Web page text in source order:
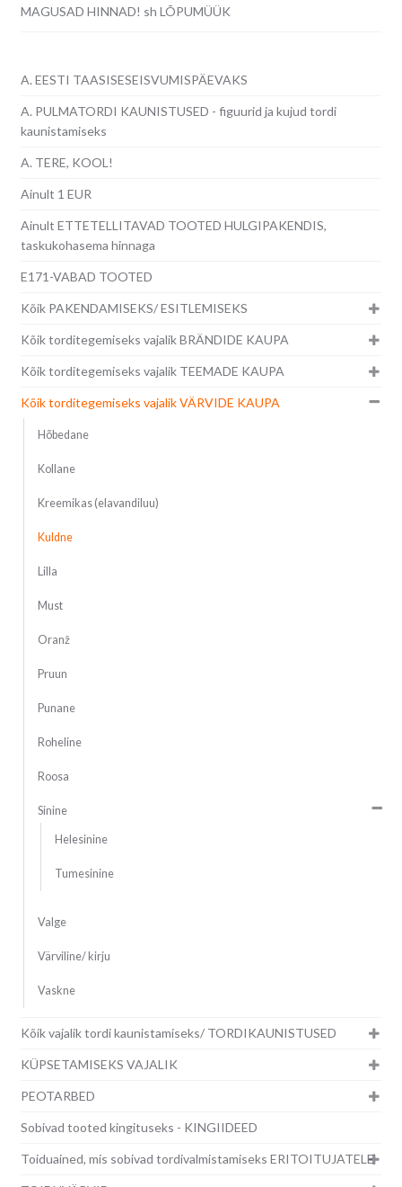
MAGUSAD HINNAD! sh LÕPUMÜÜK
A. EESTI TAASISESEISVUMISPÄEVAKS
A. PULMATORDI KAUNISTUSED - figuurid ja kujud tordi
kaunistamiseks
A. TERE, KOOL!
Ainult 1 EUR
Ainult ETTETELLITAVAD TOOTED HULGIPAKENDIS,
taskukohasema hinnaga
E171-VABAD TOOTED
Kõik PAKENDAMISEKS/ ESITLEMISEKS
Kõik torditegemiseks vajalik BRÄNDIDE KAUPA
Kõik torditegemiseks vajalik TEEMADE KAUPA
Kõik torditegemiseks vajalik VÄRVIDE KAUPA
Hõbedane
Kollane
Kreemikas (elavandiluu)
Kuldne
Lilla
Must
Oranž
Pruun
Punane
Roheline
Roosa
Sinine
Helesinine
Tumesinine
Valge
Värviline/ kirju
Vaskne
Kõik vajalik tordi kaunistamiseks/ TORDIKAUNISTUSED
KÜPSETAMISEKS VAJALIK
PEOTARBED
Sobivad tooted kingituseks - KINGIIDEED
Toiduained, mis sobivad tordivalmistamiseks ERITOITUJATELE